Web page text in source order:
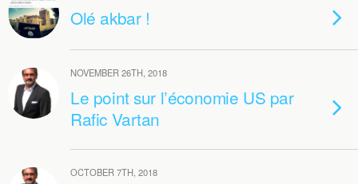
Olé akbar !
NOVEMBER 26TH, 2018
Le point sur l’économie US par
Rafic Vartan
OCTOBER 7TH, 2018